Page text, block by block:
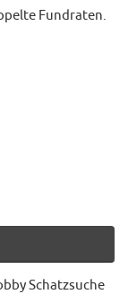
Fundraten.
Schatzsuche